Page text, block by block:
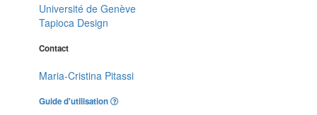
Université de Genève
Tapioca Design
Contact
Maria-Cristina Pitassi
Guide d'utilisation